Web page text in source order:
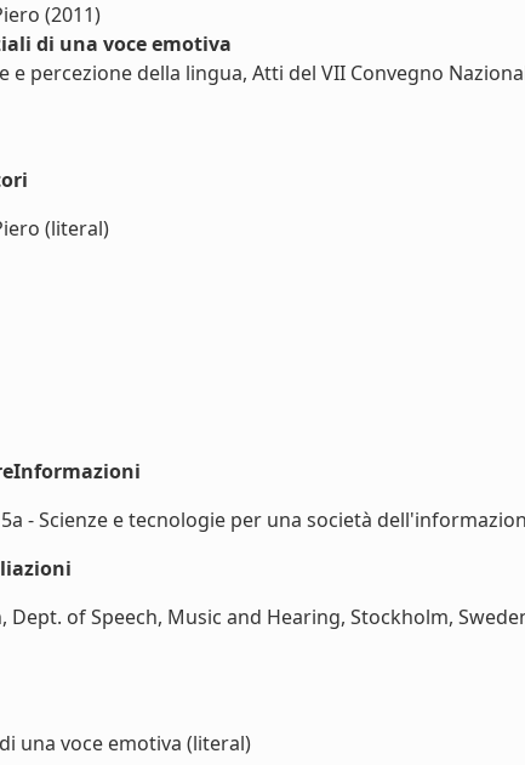
(2011)
di una voce emotiva
percezione della lingua, Atti del VII Convegno
(literal)
- Scienze e tecnologie per una società
of Speech, Music and Hearing, Stockholm,
una voce emotiva (literal)